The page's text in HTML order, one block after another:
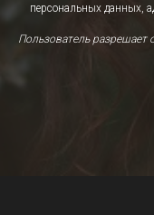
персональных данных,
Пользователь разрешает